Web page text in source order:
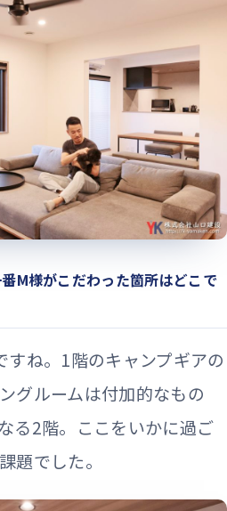
M様がこだわった箇所はどこで
すね。1階のキャンプギアの
グルームは付加的なもの
る2階。ここをいかに過ご
題でした。